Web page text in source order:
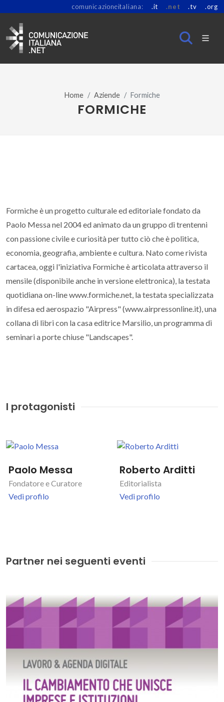
comunicazioneitaliana: .it .net .tv .org
Home Aziende Formiche
FORMICHE
Formiche è un progetto culturale ed editoriale fondato da
Paolo Messa nel 2004 ed animato da un gruppo di trentenni
con passione civile e curiosità per tutto ciò che è politica,
economia, geografia, ambiente e cultura. Nato come rivista
cartacea, oggi l'iniziativa Formiche è articolata attraverso il
mensile (disponibile anche in versione elettronica), la testata
quotidiana on-line www.formiche.net, la testata specializzata
in difesa ed aerospazio "Airpress" (www.airpressonline.it), una
collana di libri con la casa editrice Marsilio, un programma di
seminari a porte chiuse "Landscapes".
I protagonisti
Paolo Messa
Fondatore e Curatore
Vedi profilo
Roberto Arditti
Editorialista
Vedi profilo
Partner nei seguenti eventi